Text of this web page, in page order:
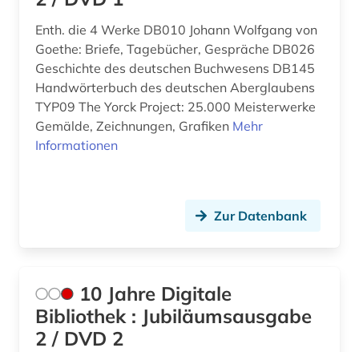
aufenthalt (1)
aufführung (1)
aufklärung (3)
aufsatz (1)
ausgabe (1)
ausleihe (1)
Liechtenstein (1)
Luxemburg (6)
Mecklenburg-Vorpommern (1)
Niederlande (34)
Oesterreich (19)
Ostasien (1)
Enth. die 4 Werke DB010 Johann Wolfgang von
Goethe: Briefe, Tagebücher, Gespräche DB026
Geschichte des deutschen Buchwesens DB145
Handwörterbuch des deutschen Aberglaubens
TYP09 The Yorck Project: 25.000 Meisterwerke
Gemälde, Zeichnungen, Grafiken Mehr
Informationen
Zur Datenbank
10 Jahre Digitale
Bibliothek : Jubiläumsausgabe
2 / DVD 2